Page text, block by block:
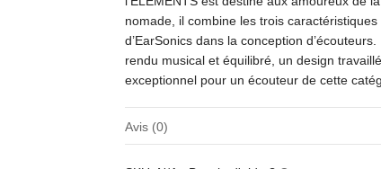
nomade, il combine les trois
d’EarSonics dans la conception
rendu musical et équilibré, un design
exceptionnel pour un écouteur de cette
Avis (0)